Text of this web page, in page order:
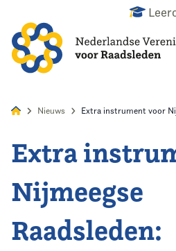
Home
Agenda
Nieuws
Nieuws Extra instrument voor
Extra
Nijmeegse
Raadsleden: